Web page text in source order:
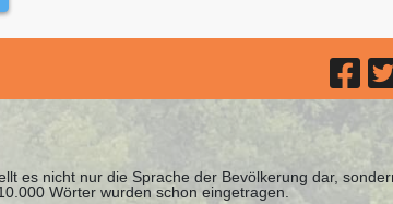
es nicht nur die Sprache der Bevölkerung dar,
Wörter wurden schon eingetragen.